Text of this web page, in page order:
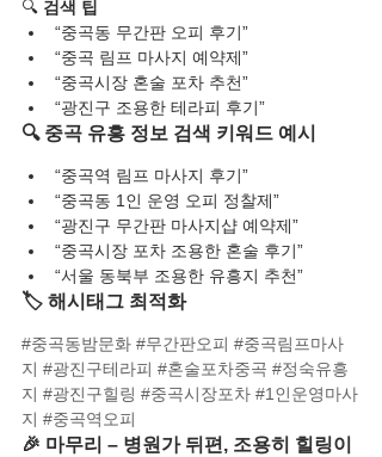
🔍 검색 팁
“중곡동 무간판 오피 후기”
“중곡 림프 마사지 예약제”
“중곡시장 혼술 포차 추천”
“광진구 조용한 테라피 후기”
🔍 중곡 유흥 정보 검색 키워드 예시
“중곡역 림프 마사지 후기”
“중곡동 1인 운영 오피 정찰제”
“광진구 무간판 마사지샵 예약제”
“중곡시장 포차 조용한 혼술 후기”
“서울 동북부 조용한 유흥지 추천”
🏷️ 해시태그 최적화
#중곡동밤문화 #무간판오피 #중곡림프마사
지 #광진구테라피 #혼술포차중곡 #정숙유흥
지 #광진구힐링 #중곡시장포차 #1인운영마사
지 #중곡역오피
🎉 마무리 – 병원가 뒤편, 조용히 힐링이